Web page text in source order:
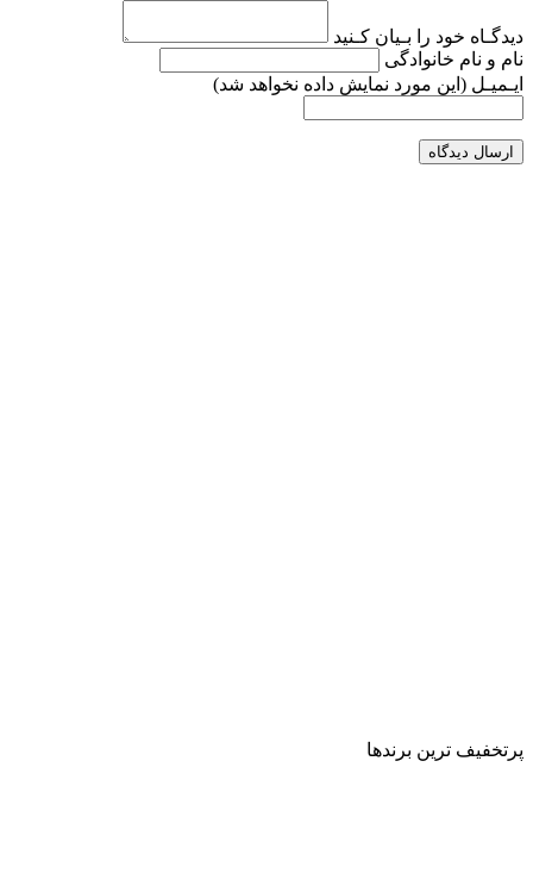
دیدگـاه خود را بـیان کـنید
نام و نام خانوادگی
ایـمیـل (این مورد نمایش داده نخواهد شد)
ارسال دیدگاه
پرتخفیف ترین برندها